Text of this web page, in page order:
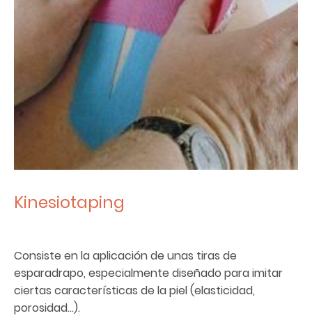
Kinesiotaping
Consiste en la aplicación de unas tiras de
esparadrapo, especialmente diseñado para imitar
ciertas características de la piel (elasticidad,
porosidad…).